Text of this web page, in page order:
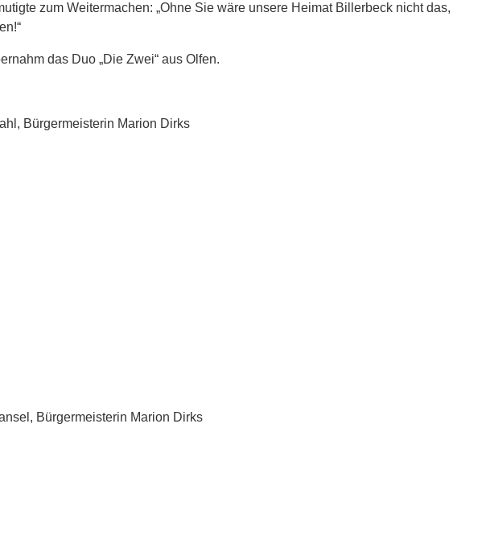
zum Weitermachen: „Ohne Sie wäre unsere Heimat Billerbeck nicht das,
das Duo „Die Zwei“ aus Olfen.
Bürgermeisterin Marion Dirks
Bürgermeisterin Marion Dirks